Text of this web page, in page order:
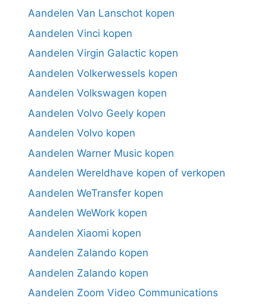
Aandelen Van Lanschot kopen
Aandelen Vinci kopen
Aandelen Virgin Galactic kopen
Aandelen Volkerwessels kopen
Aandelen Volkswagen kopen
Aandelen Volvo Geely kopen
Aandelen Volvo kopen
Aandelen Warner Music kopen
Aandelen Wereldhave kopen of verkopen
Aandelen WeTransfer kopen
Aandelen WeWork kopen
Aandelen Xiaomi kopen
Aandelen Zalando kopen
Aandelen Zalando kopen
Aandelen Zoom Video Communications